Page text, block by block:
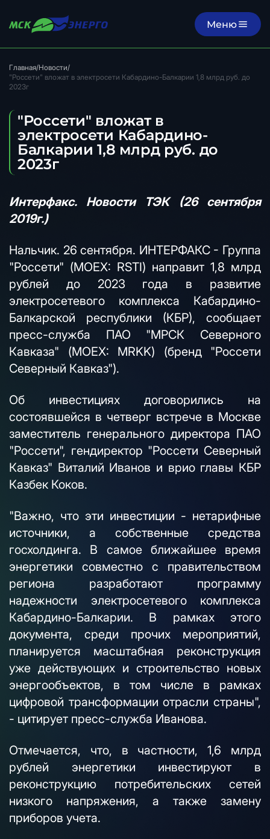
Меню
Главная/Новости/
"Россети" вложат в электросети Кабардино-Балкарии 1,8 млрд руб. до
2023г
"Россети" вложат в
электросети Кабардино-
Балкарии 1,8 млрд руб. до
2023г
Интерфакс. Новости ТЭК (26 сентября
2019г.)
Нальчик. 26 сентября. ИНТЕРФАКС - Группа
"Россети" (MOEX: RSTI) направит 1,8 млрд
рублей до 2023 года в развитие
электросетевого комплекса Кабардино-
Балкарской республики (КБР), сообщает
пресс-служба ПАО "МРСК Северного
Кавказа" (MOEX: MRKK) (бренд "Россети
Северный Кавказ").
Об инвестициях договорились на
состоявшейся в четверг встрече в Москве
заместитель генерального директора ПАО
"Россети", гендиректор "Россети Северный
Кавказ" Виталий Иванов и врио главы КБР
Казбек Коков.
"Важно, что эти инвестиции - нетарифные
источники, а собственные средства
госхолдинга. В самое ближайшее время
энергетики совместно с правительством
региона разработают программу
надежности электросетевого комплекса
Кабардино-Балкарии. В рамках этого
документа, среди прочих мероприятий,
планируется масштабная реконструкция
уже действующих и строительство новых
энергообъектов, в том числе в рамках
цифровой трансформации отрасли страны",
- цитирует пресс-служба Иванова.
Отмечается, что, в частности, 1,6 млрд
рублей энергетики инвестируют в
реконструкцию потребительских сетей
низкого напряжения, а также замену
приборов учета.